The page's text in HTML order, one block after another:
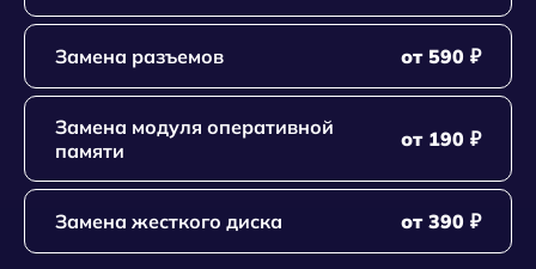
Замена разъемов от 590 ₽
Замена модуля оперативной
памяти
от 190 ₽
Замена жесткого диска от 390 ₽